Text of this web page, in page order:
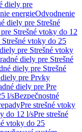
diely pre
energieOdvodnenie
diely pre Strešné
Strešné vtoky do 12
vtoky do 25
pre Strešné vtoky
diely pre Strešné
diely pre Strešné
pre Prvky
diely pre Pre
l/sBezpečnostné
Pre strešné vtoky
do 12 l/sPre strešné
vtoky do 25